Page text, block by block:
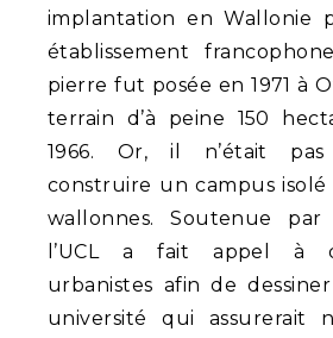
implantation en Wallonie
établissement
pierre fut posée en 1971 à
terrain d’à peine 150
1966. Or, il n’était
construire un campus isolé
wallonnes. Soutenue par
l’UCL a fait appel à
urbanistes afin de
université qui assurerait